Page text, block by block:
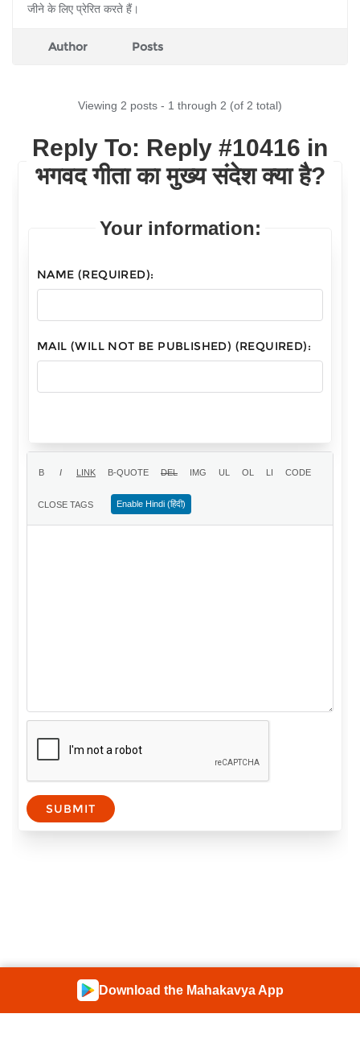
जीने के लिए प्रेरित करते हैं।
Author Posts
Viewing 2 posts - 1 through 2 (of 2 total)
Reply To: Reply #10416 in
भगवद गीता का मुख्य संदेश क्या है?
Your information:
NAME (REQUIRED):
MAIL (WILL NOT BE PUBLISHED) (REQUIRED):
Enable Hindi (हिंदी)
SUBMIT
Download the Mahakavya App